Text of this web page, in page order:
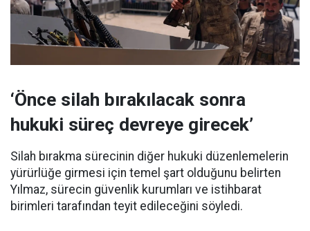
‘Önce silah bırakılacak sonra
hukuki süreç devreye girecek’
Silah bırakma sürecinin diğer hukuki düzenlemelerin
yürürlüğe girmesi için temel şart olduğunu belirten
Yılmaz, sürecin güvenlik kurumları ve istihbarat
birimleri tarafından teyit edileceğini söyledi.